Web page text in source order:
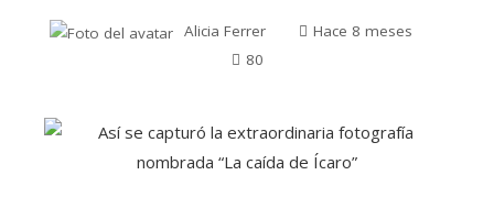
Alicia Ferrer
Hace 8 meses
80